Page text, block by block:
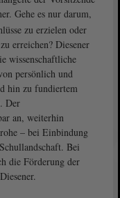
Gehe es nur darum,
zu erzielen oder
erreichen? Diesener
wissenschaftliche
persönlich und
hin zu fundiertem
Der
an, weiterhin
– bei Einbindung
Bei
die Förderung der